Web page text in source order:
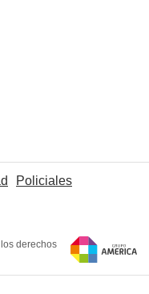
Policiales
derechos